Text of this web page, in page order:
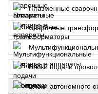
Плазменные
Сварочные
Блоки подачи
Блоки автономного